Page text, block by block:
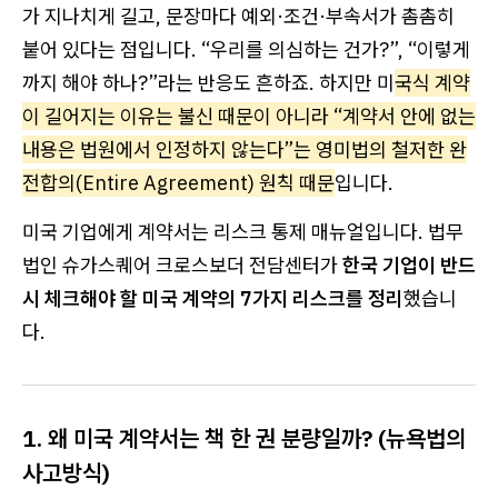
가 지나치게 길고, 문장마다 예외·조건·부속서가 촘촘히
붙어 있다는 점입니다. “우리를 의심하는 건가?”, “이렇게
까지 해야 하나?”라는 반응도 흔하죠. 하지만 미국식 계약
이 길어지는 이유는 불신 때문이 아니라 “계약서 안에 없는
내용은 법원에서 인정하지 않는다”는 영미법의 철저한 완
전합의(Entire Agreement) 원칙 때문입니다.
미국 기업에게 계약서는 리스크 통제 매뉴얼입니다. 법무
법인 슈가스퀘어 크로스보더 전담센터가한국 기업이 반드
시 체크해야 할 미국 계약의 7가지 리스크를 정리했습니
다.
1. 왜 미국 계약서는 책 한 권 분량일까? (뉴욕법의
사고방식)